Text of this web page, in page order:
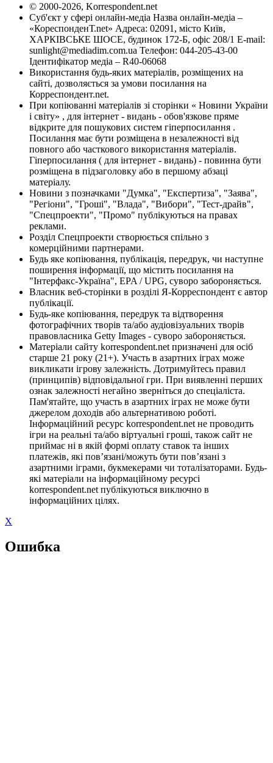
© 2000-2026, Korrespondent.net
Суб'єкт у сфері онлайн-медіа Назва онлайн-медіа –
«КореспонденТ.net» Адреса: 02091, місто Київ,
ХАРКІВСЬКЕ ШОСЕ, будинок 172-Б, офіс 208/1 E-mail:
sunlight@mediadim.com.ua Телефон: 044-205-43-00
Ідентифікатор медіа – R40-06068
Використання будь-яких матеріалів, розміщених на
сайті, дозволяється за умови посилання на
Корреспондент.net.
При копіюванні матеріалів зі сторінки « Новини України
і світу» , для інтернет - видань - обов'язкове пряме
відкрите для пошукових систем гіперпосилання .
Посилання має бути розміщена в незалежності від
повного або часткового використання матеріалів.
Гіперпосилання ( для інтернет - видань) - повинна бути
розміщена в підзаголовку або в першому абзаці
матеріалу.
Новини з позначками "Думка", "Експертиза", "Заява",
"Регіони", "Гроші", "Влада", "Вибори", "Тест-драйв",
"Спецпроекти", "Промо" публікуються на правах
реклами.
Розділ Спецпроекти створюється спільно з
комерційними партнерами.
Будь яке копіювання, публікація, передрук, чи наступне
поширення інформації, що містить посилання на
"Інтерфакс-Україна", EPA / UPG, суворо забороняється.
Власник веб-сторінки в розділі Я-Корреспондент є автор
публікації.
Будь-яке копіювання, передрук та відтворення
фотографічних творів та/або аудіовізуальних творів
правовласника Getty Images - суворо забороняється.
Матеріали сайту korrespondent.net призначені для осіб
старше 21 року (21+). Участь в азартних іграх може
викликати ігрову залежність. Дотримуйтесь правил
(принципів) відповідальної гри. При виявленні перших
ознак залежності негайно зверніться до спеціаліста.
Пам'ятайте, що участь в азартних іграх не може бути
джерелом доходів або альтернативою роботі.
Інформаційний ресурс korrespondent.net не проводить
ігри на реальні та/або віртуальні гроші, також сайт не
приймає ні в якій формі оплату ставок та інших
платежів, які пов’язані/можуть бути пов’язані з
азартними іграми, букмекерами чи тоталізаторами. Будь-
які матеріали на інформаційному ресурсі
korrespondent.net публікуються виключно в
інформаційних цілях.
X
Ошибка